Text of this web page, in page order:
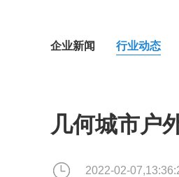
企业新闻 行业动态
几何城市户
2022-02-